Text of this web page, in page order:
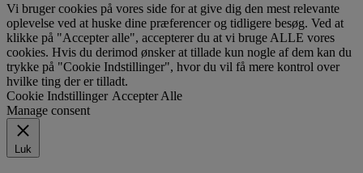
Vi bruger cookies på vores side for at give dig den mest relevante
oplevelse ved at huske dine præferencer og tidligere besøg. Ved at
klikke på "Accepter alle", accepterer du at vi bruge ALLE vores
cookies. Hvis du derimod ønsker at tillade kun nogle af dem kan du
trykke på "Cookie Indstillinger", hvor du vil få mere kontrol over
hvilke ting der er tilladt.
Cookie Indstillinger Accepter Alle
Manage consent
Luk